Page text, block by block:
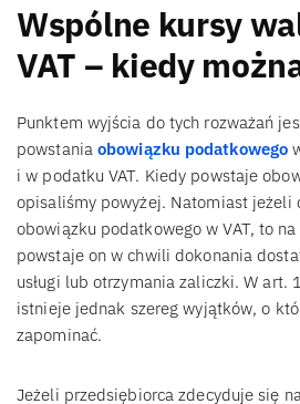
Wspólne kursy
VAT – kiedy
Punktem wyjścia do tych rozważań
powstania obowiązku podatkowego
i w podatku VAT. Kiedy powstaje
opisaliśmy powyżej. Natomiast jeżeli
obowiązku podatkowego w VAT, to
powstaje on w chwili dokonania
usługi lub otrzymania zaliczki. W art.
istnieje jednak szereg wyjątków, o
zapominać.
Jeżeli przedsiębiorca zdecyduje się